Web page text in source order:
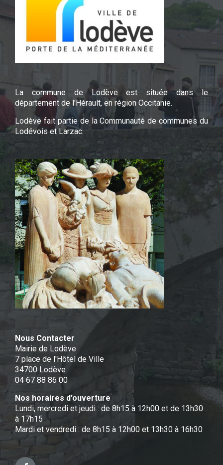
La commune de Lodève est située dans le
département de l'Hérault, en région Occitanie.
Lodève fait partie de la Communauté de communes du
Lodévois et Larzac.
Nous Contacter
Mairie de Lodève
7 place de l'Hôtel de Ville
34700 Lodève
04 67 88 86 00
Nos horaires d’ouverture
Lundi, mercredi et jeudi : de 8h15 à 12h00 et de 13h30
à 17h15
Mardi et vendredi : de 8h15 à 12h00 et 13h30 à 16h30